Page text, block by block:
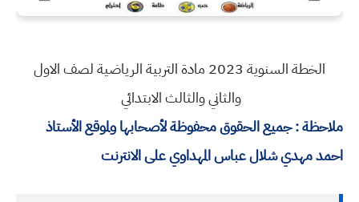
الخطة السنوية 2023 مادة التربية الرياضية لصف الاول
والثاني والثالث الابتدائي
ملاحظة : جميع الحقوق محفوظة لأصحابها ولموقع الأستاذ
احمد مهدي شلال عباس المهداوي على الانترنت